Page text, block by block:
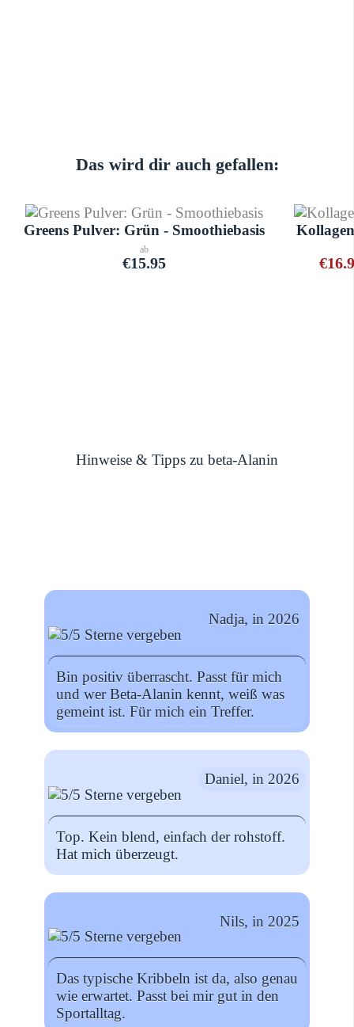
Das wird dir auch gefallen:
Greens Pulver: Grün - Smoothiebasis
ab
€15.95
Hinweise & Tipps zu beta-Alanin
Nadja, in 2026
Bin positiv überrascht. Passt für mich
und wer Beta-Alanin kennt, weiß was
gemeint ist. Für mich ein Treffer.
Daniel, in 2026
Top. Kein blend, einfach der rohstoff.
Hat mich überzeugt.
Nils, in 2025
Das typische Kribbeln ist da, also genau
wie erwartet. Passt bei mir gut in den
Sportalltag.